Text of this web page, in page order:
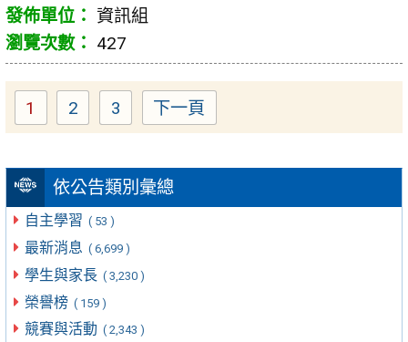
依公告類別彙總
自主學習 ( 53 )
最新消息 ( 6,699 )
學生與家長 ( 3,230 )
榮譽榜 ( 159 )
競賽與活動 ( 2,343 )
資訊組
427
Page
1 Page
2 Page
3 下一頁